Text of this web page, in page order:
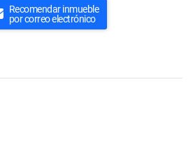
Recomendar inmueble
por correo electrónico